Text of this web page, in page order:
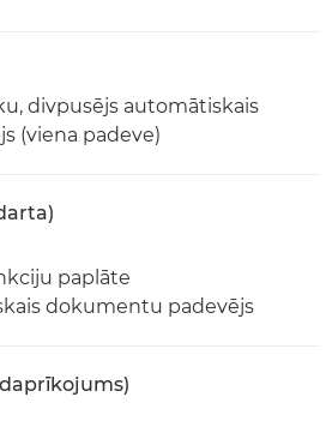
divpusējs automātiskais
(viena padeve)
paplāte
dokumentu padevējs